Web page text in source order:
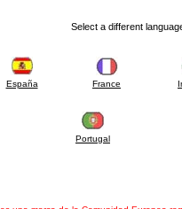
Select a different
España France
Portugal